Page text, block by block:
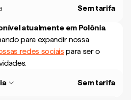
Sem tarifa
atualmente em Polônia.
para expandir nossa
redes sociais para ser o
Sem tarifa